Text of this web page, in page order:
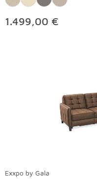
1.499,00 €
Exxpo by Gala